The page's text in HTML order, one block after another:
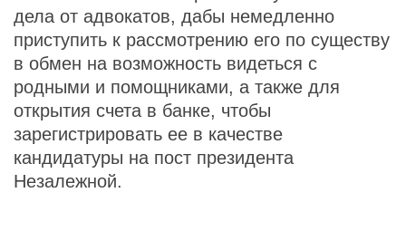
дела от адвокатов, дабы немедленно
приступить к рассмотрению его по существу
в обмен на возможность видеться с
родными и помощниками, а также для
открытия счета в банке, чтобы
зарегистрировать ее в качестве
кандидатуры на пост президента
Незалежной.